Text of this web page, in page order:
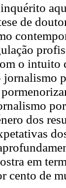
de
o intuito
dos
em
cento de